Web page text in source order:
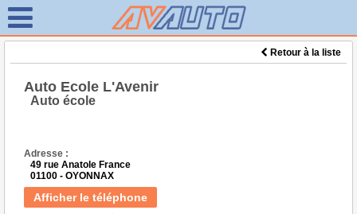
Retour à la liste
Auto Ecole L'Avenir
Auto école
Adresse :
49 rue Anatole France
01100 - OYONNAX
Afficher le téléphone